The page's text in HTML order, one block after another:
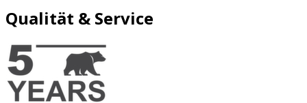
Qualität & Service